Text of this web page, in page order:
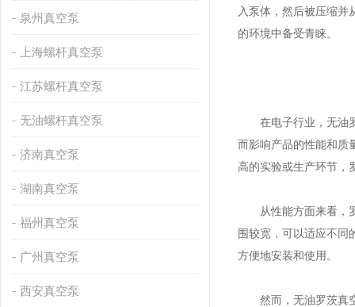
泉州真空泵
上海螺杆真空泵
江苏螺杆真空泵
无油螺杆真空泵
济南真空泵
湖南真空泵
福州真空泵
广州真空泵
西安真空泵
入泵体，然后被压缩
的环境中备受青睐。
在电子行业， 无油
而影响产品的性能和质
高的实验或生产环节，
从性能方面来看，罗
围较宽，可以适应不同
方便地安装和使用。
然而，无油罗茨真空